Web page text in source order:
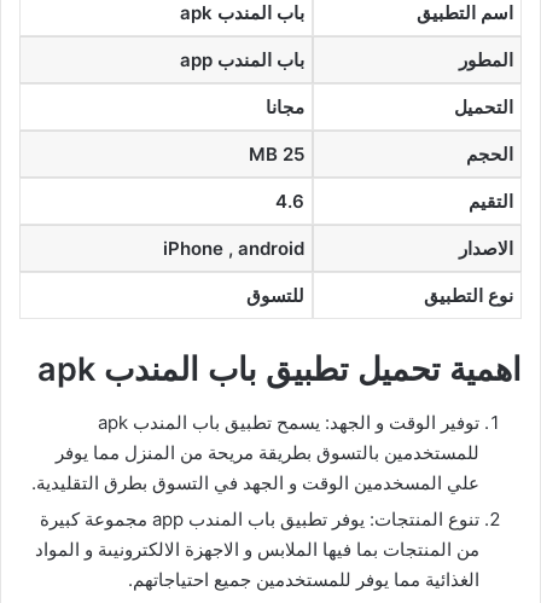
اسم التطبيق باب المندب apk
المطور باب المندب app
التحميل مجانا
الحجم 25 MB
التقيم 4.6
الاصدار iPhone , android
نوع التطبيق للتسوق
اهمية تحميل تطبيق باب المندب apk
توفير الوقت و الجهد: يسمح تطبيق باب المندب apk
للمستخدمين بالتسوق بطريقة مريحة من المنزل مما يوفر
علي المسخدمين الوقت و الجهد في التسوق بطرق التقليدية.
تنوع المنتجات: يوفر تطبيق باب المندب app مجموعة كبيرة
من المنتجات بما فيها الملابس و الاجهزة الالكترونيىة و المواد
الغذائية مما يوفر للمستخدمين جميع احتياجاتهم.